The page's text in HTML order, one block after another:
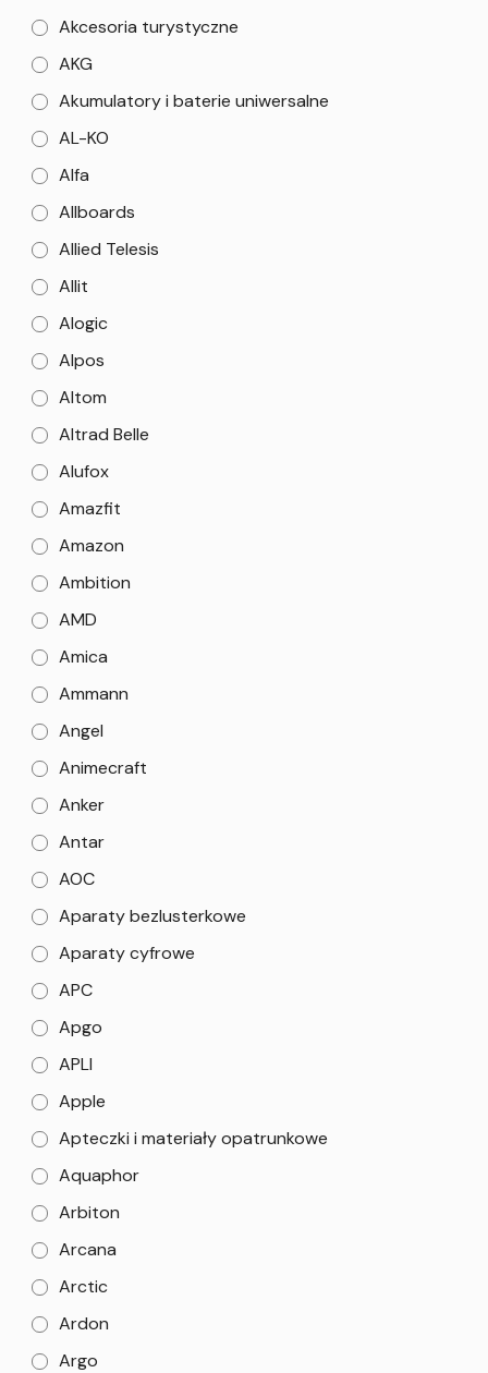
Akcesoria turystyczne
AKG
Akumulatory i baterie uniwersalne
AL-KO
Alfa
Allboards
Allied Telesis
Allit
Alogic
Alpos
Altom
Altrad Belle
Alufox
Amazfit
Amazon
Ambition
AMD
Amica
Ammann
Angel
Animecraft
Anker
Antar
AOC
Aparaty bezlusterkowe
Aparaty cyfrowe
APC
Apgo
APLI
Apple
Apteczki i materiały opatrunkowe
Aquaphor
Arbiton
Arcana
Arctic
Ardon
Argo